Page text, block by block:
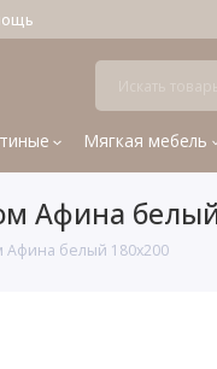
Мягкая мебель
Афина белый
белый 180х200